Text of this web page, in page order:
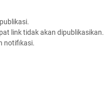
link tidak akan dipublikasikan.
notifikasi.